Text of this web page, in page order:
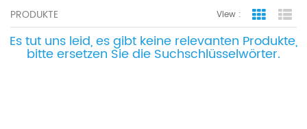
PRODUKTE View : Grid View
Es tut uns leid, es gibt keine relevanten Produkte,
bitte ersetzen Sie die Suchschlüsselwörter.